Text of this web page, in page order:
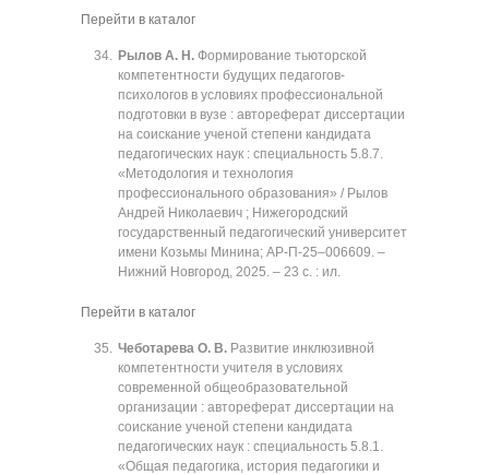
Перейти в каталог
Рылов А. Н. Формирование тьюторской
компетентности будущих педагогов-
психологов в условиях профессиональной
подготовки в вузе : автореферат диссертации
на соискание ученой степени кандидата
педагогических наук : специальность 5.8.7.
«Методология и технология
профессионального образования» / Рылов
Андрей Николаевич ; Нижегородский
государственный педагогический университет
имени Козьмы Минина; АР-П-25‒006609. ‒
Нижний Новгород, 2025. ‒ 23 с. : ил.
Перейти в каталог
Чеботарева О. В. Развитие инклюзивной
компетентности учителя в условиях
современной общеобразовательной
организации : автореферат диссертации на
соискание ученой степени кандидата
педагогических наук : специальность 5.8.1.
«Общая педагогика, история педагогики и